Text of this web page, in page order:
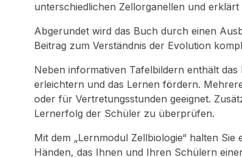
unterschiedlichen Zellorganellen und
Abgerundet wird das Buch durch einen
Beitrag zum Verständnis der Evolution
Neben informativen Tafelbildern enthält
erleichtern und das Lernen fördern.
oder für Vertretungsstunden geeignet.
Lernerfolg der Schüler zu überprüfen.
Mit dem „Lernmodul Zellbiologie“ halten
Händen, das Ihnen und Ihren Schülern